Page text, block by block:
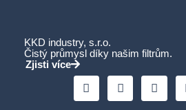
KKD industry, s.r.o.
Čistý průmysl díky našim filtrům.
Zjisti více